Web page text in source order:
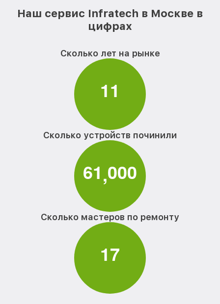
Наш сервис Infratech в Москве в
цифрах
Сколько лет на рынке
11
Сколько устройств починили
61,000
Сколько мастеров по ремонту
17